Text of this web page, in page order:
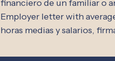
financiero de un familiar o
Employer letter with
horas medias y salarios,